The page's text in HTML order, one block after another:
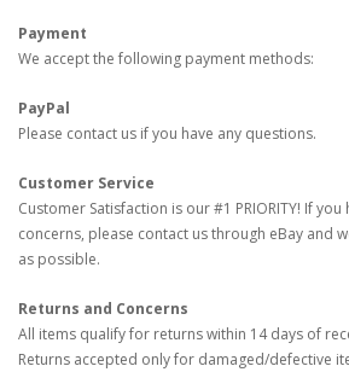
Payment
We accept the following payment methods:
PayPal
Please contact us if you have any questions.
Customer Service
Customer Satisfaction is our #1 PRIORITY! If
concerns, please contact us through eBay and
as possible.
Returns and Concerns
All items qualify for returns within 14 days of
Returns accepted only for damaged/defective